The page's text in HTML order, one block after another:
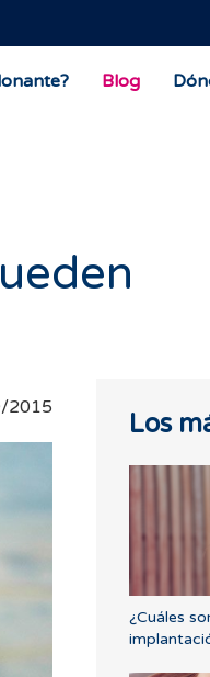
Blog
2015
Los
¿Cuáles